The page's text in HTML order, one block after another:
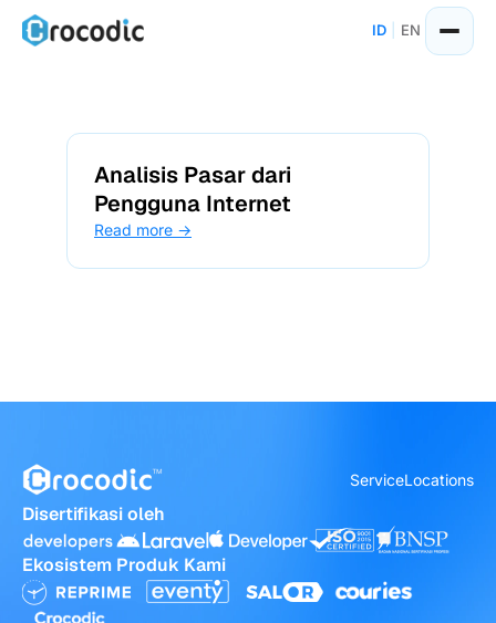
Skip
ID EN
Analisis Pasar dari
Pengguna Internet
Read more →
ServiceLocations
Disertifikasi oleh
Ekosistem Produk Kami